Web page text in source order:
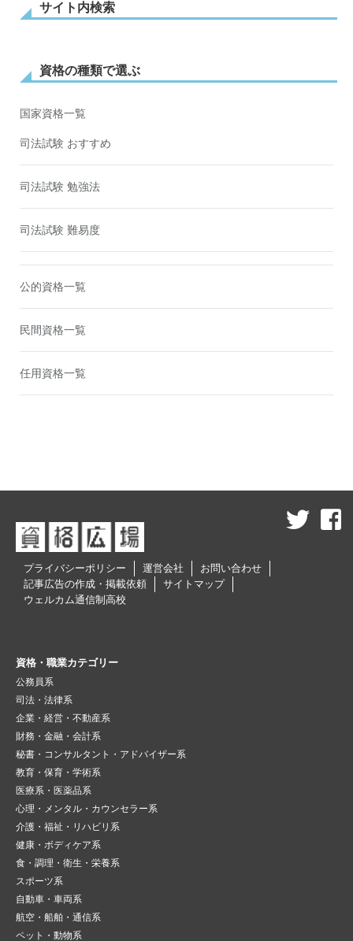
サイト内検索
資格の種類で選ぶ
国家資格一覧
司法試験 おすすめ
司法試験 勉強法
司法試験 難易度
公的資格一覧
民間資格一覧
任用資格一覧
プライバシーポリシー 運営会社
お問い合わせ
記事広告の作成・掲載依頼
サイトマップ
ウェルカム通信制高校
資格・職業カテゴリー
公務員系
司法・法律系
企業・経営・不動産系
財務・金融・会計系
秘書・コンサルタント・アドバイザー系
教育・保育・学術系
医療系・医薬品系
心理・メンタル・カウンセラー系
介護・福祉・リハビリ系
健康・ボディケア系
食・調理・衛生・栄養系
スポーツ系
自動車・車両系
航空・船舶・通信系
ペット・動物系